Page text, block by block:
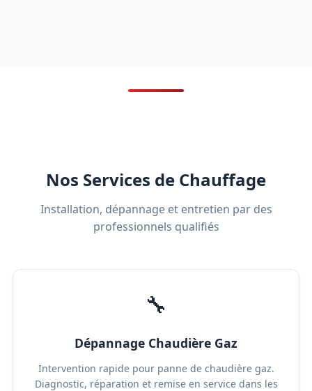
Nos Services de Chauffage
Installation, dépannage et entretien par des
professionnels qualifiés
🔧
Dépannage Chaudière Gaz
Intervention rapide pour panne de chaudière gaz.
Diagnostic, réparation et remise en service dans les